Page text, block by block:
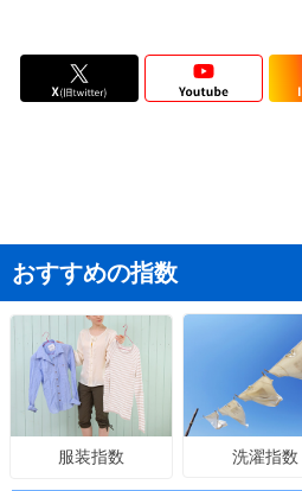
おすすめの指数
服装指数 洗濯指数